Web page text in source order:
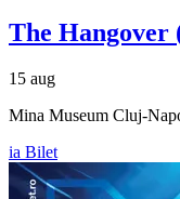
The Hangover
15 aug
Mina Museum Cluj-
ia Bilet